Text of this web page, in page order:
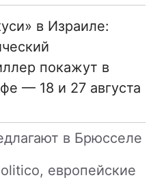
в Израиле:
покажут в
— 18 и 27 августа
в Брюсселе
, европейские